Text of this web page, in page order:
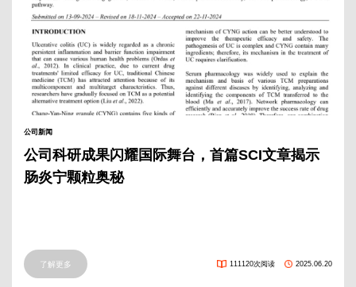
公司新闻
公司科研成果闪耀国际舞台，首篇SCI文章揭示
肠炎宁颗粒奥秘
了解更多 111120次阅读 2025.06.20